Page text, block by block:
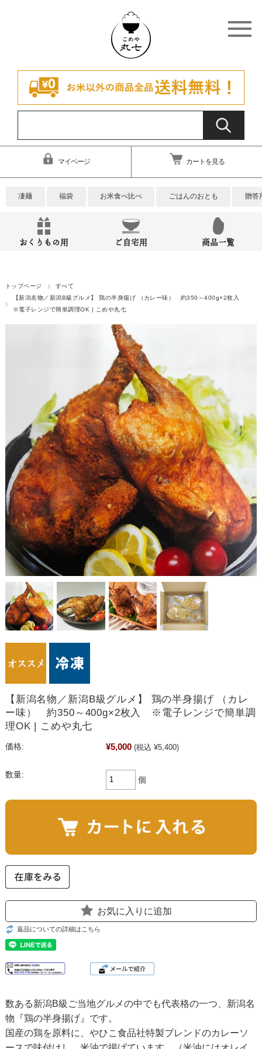
マイページ カートを見る
凄麺 福袋 お米食べ比べ ごはんのおとも 贈答
おくりもの用 ご自宅用 商品一覧
トップページ
すべて
【新潟名物／新潟B級グルメ】 鶏の半身揚げ （カレー味） 約350～400g×2枚入
※電子レンジで簡単調理OK | こめや丸七
【新潟名物／新潟B級グルメ】 鶏の半身揚げ （カレ
ー味） 約350～400g×2枚入 ※電子レンジで簡単調
理OK | こめや丸七
価格: ¥5,000 (税込 ¥5,400)
数量:
個
お気に入りに追加
返品についての詳細はこちら
数ある新潟B級ご当地グルメの中でも代表格の一つ、新潟名
物『鶏の半身揚げ』です。
国産の鶏を原料に、やひこ食品社特製ブレンドのカレーソ